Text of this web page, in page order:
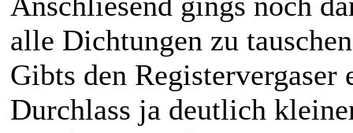
alle Dichtungen zu
Gibts den
Durchlass ja deutlich